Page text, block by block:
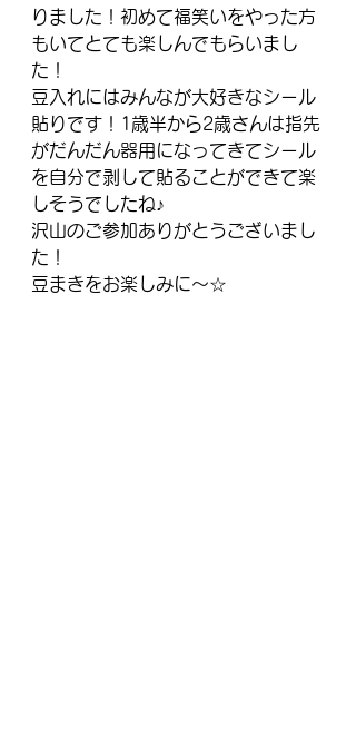
りました！初めて福笑いをやった方
もいてとても楽しんでもらいまし
た！
豆入れにはみんなが大好きなシール
貼りです！1歳半から2歳さんは指先
がだんだん器用になってきてシール
を自分で剥して貼ることができて楽
しそうでしたね♪
沢山のご参加ありがとうございまし
た！
豆まきをお楽しみに～☆